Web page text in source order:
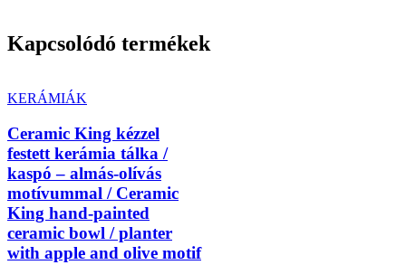
Kapcsolódó termékek
KERÁMIÁK
Ceramic King kézzel
festett kerámia tálka /
kaspó – almás-olívás
motívummal / Ceramic
King hand-painted
ceramic bowl / planter
with apple and olive motif